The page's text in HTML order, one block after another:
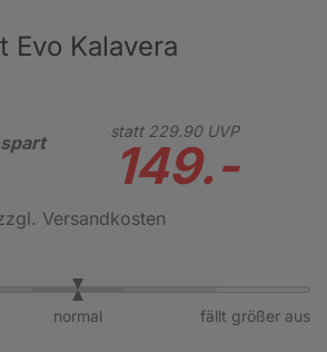
Evo Kalavera
statt 229.90UVP
149.-
Versandkosten
fällt größer aus
normal